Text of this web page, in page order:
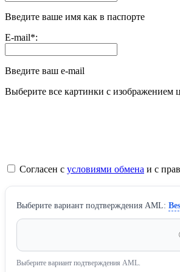
Введите ваше имя как в паспорте
E-mail*:
Введите ваш e-mail
Выберите все картинки с изображением
Согласен с условиями обмена и с
Выберите вариант подтверждения AML:
Выберите вариант подтверждения AML.